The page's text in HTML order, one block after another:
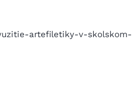
artefiletiky-v-skolskom-